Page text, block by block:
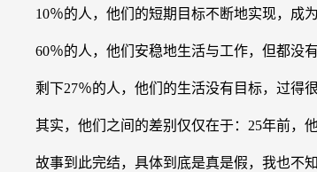
10％的人，他们的短期目标不断地实现，成为
60％的人，他们安稳地生活与工作，但都没有
剩下27％的人，他们的生活没有目标，过得很
其实，他们之间的差别仅仅在于：25年前，他
故事到此完结，具体到底是真是假，我也不知